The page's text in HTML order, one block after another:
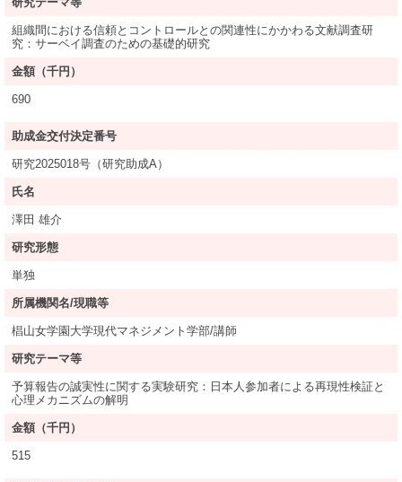
組織間における信頼とコントロールとの関連性にかかわる文献調査研
究：サーベイ調査のための基礎的研究
金額（千円）
690
助成金交付決定番号
研究2025018号（研究助成A）
氏名
澤田 雄介
研究形態
単独
所属機関名/現職等
椙山女学園大学現代マネジメント学部/講師
研究テーマ等
予算報告の誠実性に関する実験研究：日本人参加者による再現性検証と
心理メカニズムの解明
金額（千円）
515